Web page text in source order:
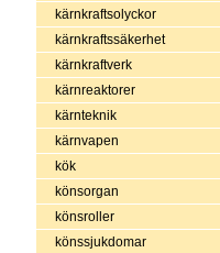
kärnkraftsolyckor
kärnkraftssäkerhet
kärnkraftverk
kärnreaktorer
kärnteknik
kärnvapen
kök
könsorgan
könsroller
könssjukdomar